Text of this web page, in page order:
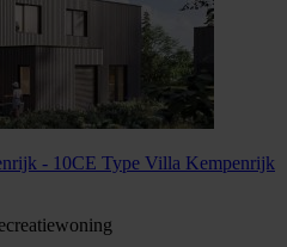
- 10CE Type Villa Kempenrijk